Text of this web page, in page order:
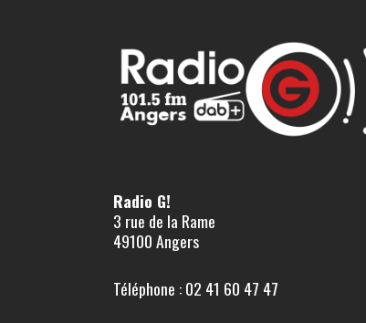
Radio G!
3 rue de la Rame
49100 Angers
Téléphone : 02 41 60 47 47